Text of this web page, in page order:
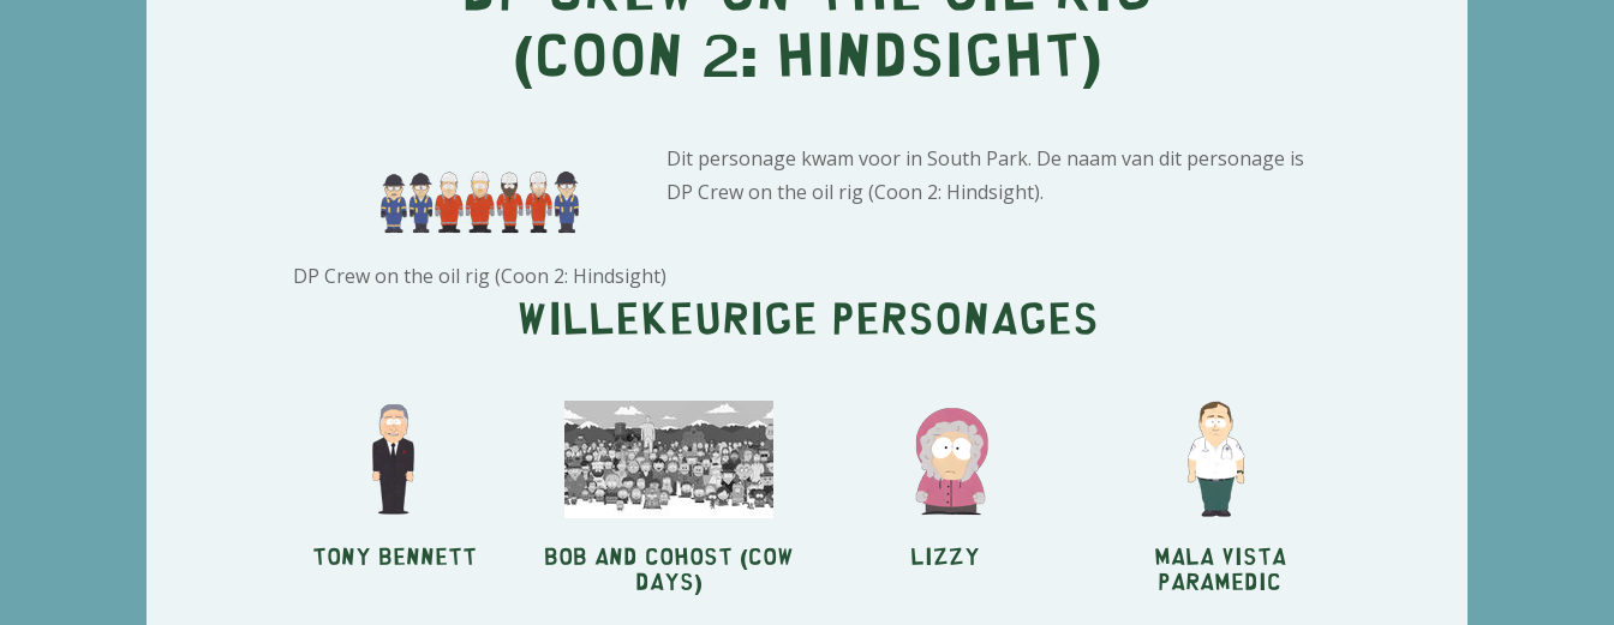
(Coon 2: Hindsight)
DP Crew on the oil rig (Coon 2: Hindsight)
Dit personage kwam voor in South Park. De naam van dit personage is
DP Crew on the oil rig (Coon 2: Hindsight).
Willekeurige personages
Tony Bennett Bob and Cohost (Cow
Days)
Lizzy Mala Vista
Paramedic